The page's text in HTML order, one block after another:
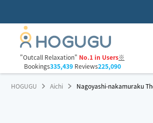
"Outcall Relaxation" No.1 in Users※
Bookings335,439Reviews225,090
HOGUGU Aichi Nagoyashi-nakamuraku